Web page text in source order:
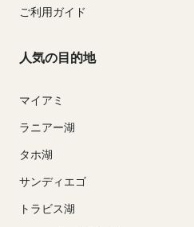
ご利用ガイド
人気の目的地
マイアミ
ラニアー湖
タホ湖
サンディエゴ
トラビス湖